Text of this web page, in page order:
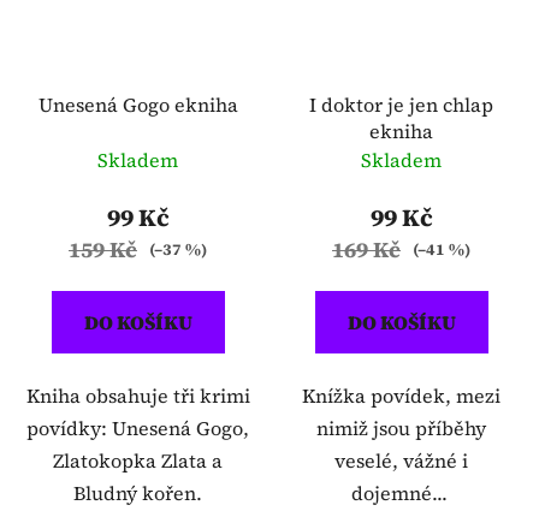
Unesená Gogo ekniha
Skladem
99 Kč
159 Kč (–37 %)
DO KOŠÍKU
Kniha obsahuje tři krimi
povídky: Unesená Gogo,
Zlatokopka Zlata a
Bludný kořen.
I doktor je jen chlap
ekniha
Skladem
99 Kč
169 Kč (–41 %)
DO KOŠÍKU
Knížka povídek, mezi
nimiž jsou příběhy
veselé, vážné i
dojemné...